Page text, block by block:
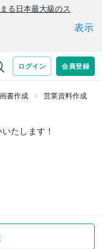
書作成 営業資料作成
たします！